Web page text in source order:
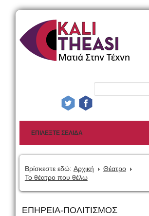
Βρίσκεστε εδώ: Αρχική
Θέατρο
Το θέατρο που θέλω
ΕΠΗΡΕΙΑ-ΠΟΛΙΤΙΣΜΟΣ